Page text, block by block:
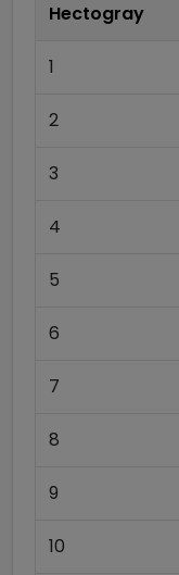
Hectogray
1
2
3
4
5
6
7
8
9
10